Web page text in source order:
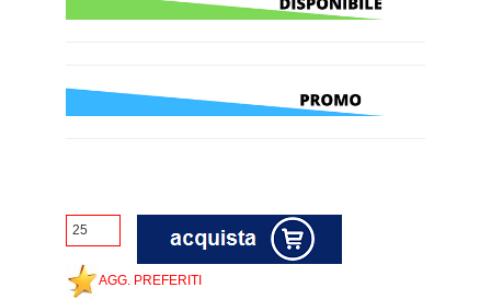
AGG. PREFERITI